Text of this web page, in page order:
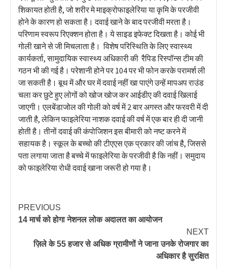
शिकायत होती है, जो शरीर मे माइक्रोफाइलेरिया या कृमि के परजीवी
होने के कारण हो सकता है। दवाई खाने के बाद परजीवी मरता है।
परिणाम स्वरूप रिएक्शन होता है। ये साइड इफेक्ट दिखता है। कोई भी
गोली खाने से जी मिचलाता है। विशेष परिस्थिति के लिए स्वास्थ्य
कार्यकर्ता, सामुदायिक स्वास्थ्य अधिकारी की रैपिड रिस्पॉन्स टीम की
गठन भी की गई है। परेशानी होने पर 104 पर भी फोन करके परामर्श ली
जा सकती है। बूथ में और घर में दवाई नहीं खा पाएंगे उन्हें मापअप राउंड
चला कर छुटे हुए लोगों को खोज खोज कर आईडीए की दवाई खिलाई
जाएगी। एलबेंडाजोल की गोली को वर्ष में 2 बार अगस्त और फरवरी में दी
जाती है, लेकिन फाइलेरिया नाशक दवाई की वर्ष में एक बार ही दी जानी
होती है। तीनों दवाई की कंपोजिशन इस बीमारी को नष्ट करने में
सहायक है। स्कूल के बच्चो की टीएएस एक प्रकार की जांच है, जिससे
पता लगाया जाता है बच्चे में फाइलेरिया के परजीवी है कि नहीं। समुदाय
को फाइलेरिया रोधी दवाई खाना जरूरी हो गया है।
PREVIOUS
14 मार्च को होगा नेशनल लोक अदालत का आयोजन
NEXT
ज़िले के 55 हजार से अधिक ग्रामीणों ने जाना उनके रोजगार का
अधिकार है सुरक्षित